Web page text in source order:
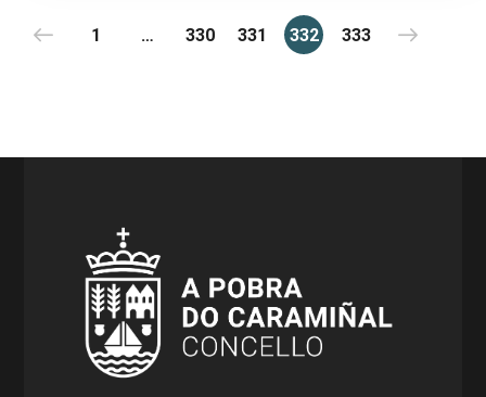
1 … 330 331 332 333